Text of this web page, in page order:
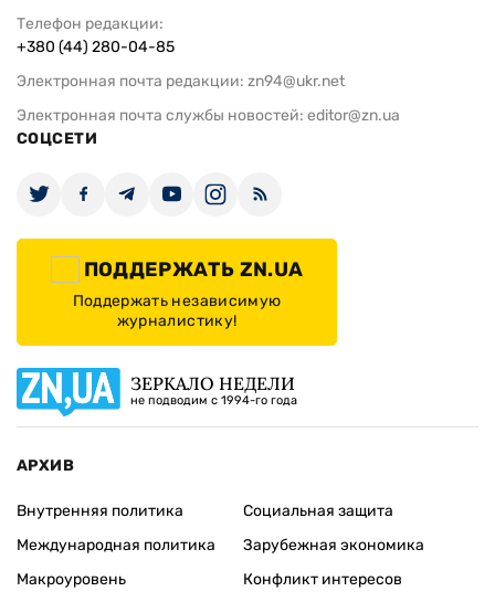
Телефон редакции:
+380 (44) 280-04-85
Электронная почта редакции: zn94@ukr.net
Электронная почта службы новостей: editor@zn.ua
СОЦСЕТИ
ПОДДЕРЖАТЬ ZN.UA
Поддержать независимую
журналистику!
ЗЕРКАЛО НЕДЕЛИ
не подводим с 1994-го года
АРХИВ
Внутренняя политика
Международная политика
Макроуровень
Социальная защита
Зарубежная экономика
Конфликт интересов